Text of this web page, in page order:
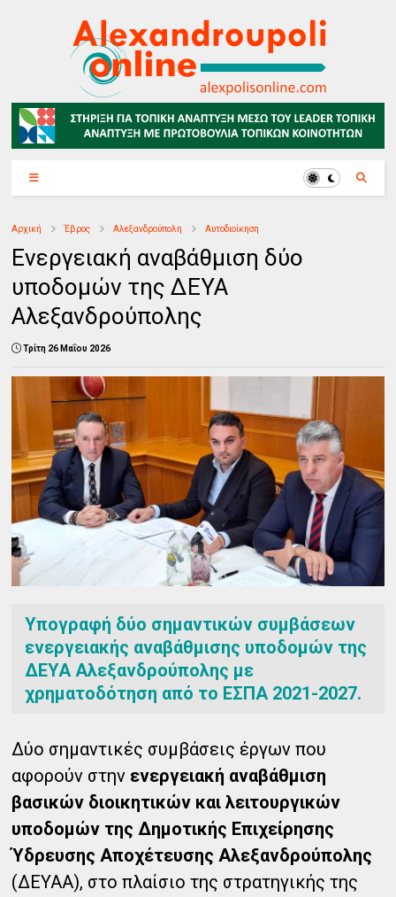
Αρχική Έβρος Αλεξανδρούπολη Αυτοδιοίκηση
Ενεργειακή αναβάθμιση δύο
υποδομών της ΔΕΥΑ
Αλεξανδρούπολης
Τρίτη 26 Μαΐου 2026
Υπογραφή δύο σημαντικών συμβάσεων
ενεργειακής αναβάθμισης υποδομών της
ΔΕΥΑ Αλεξανδρούπολης με
χρηματοδότηση από το ΕΣΠΑ 2021-2027.
Δύο σημαντικές συμβάσεις έργων που
αφορούν στην ενεργειακή αναβάθμιση
βασικών διοικητικών και λειτουργικών
υποδομών της Δημοτικής Επιχείρησης
Ύδρευσης Αποχέτευσης Αλεξανδρούπολης
(ΔΕΥΑΑ), στο πλαίσιο της στρατηγικής της